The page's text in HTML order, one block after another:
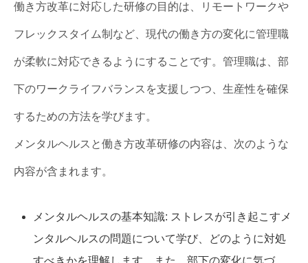
働き方改革に対応した研修の目的は、リモートワークや
フレックスタイム制など、現代の働き方の変化に管理職
が柔軟に対応できるようにすることです。管理職は、部
下のワークライフバランスを支援しつつ、生産性を確保
するための方法を学びます。
メンタルヘルスと働き方改革研修の内容は、次のような
内容が含まれます。
メンタルヘルスの基本知識: ストレスが引き起こすメ
ンタルヘルスの問題について学び、どのように対処